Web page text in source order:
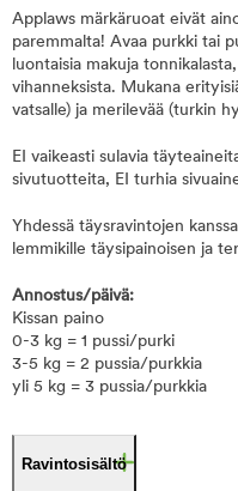
Applaws märkäruoat eivät
paremmalta! Avaa purkki tai
luontaisia makuja
vihanneksista. Mukana
vatsalle) ja merilevää (turkin
EI vaikeasti sulavia
sivutuotteita, EI turhia
Yhdessä täysravintojen
lemmikille täysipainoisen ja
Annostus/päivä:
Kissan paino
0-3 kg = 1 pussi/purki
3-5 kg = 2 pussia/purkkia
yli 5 kg = 3 pussia/purkkia
Ravintosisältö